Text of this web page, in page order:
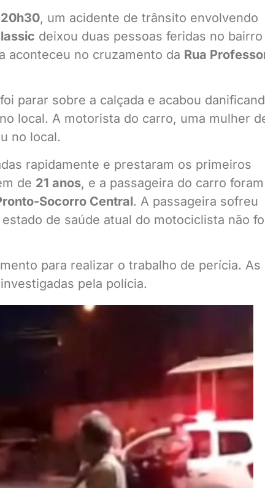
20h30, um acidente de trânsito envolvendo
deixou duas pessoas feridas no bairro
aconteceu no cruzamento da Rua
parar sobre a calçada e acabou
local. A motorista do carro, uma mulher
no local.
rapidamente e prestaram os primeiros
de 21 anos, e a passageira do carro foram
Socorro Central. A passageira sofreu
de saúde atual do motociclista não
para realizar o trabalho de perícia. As
pela polícia.